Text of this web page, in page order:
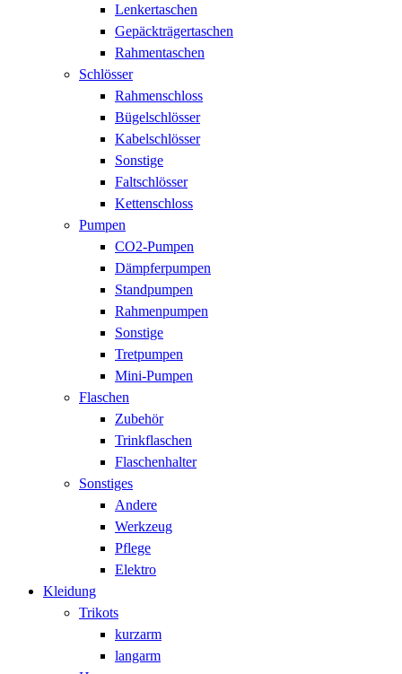
Lenkertaschen
Gepäckträgertaschen
Rahmentaschen
Schlösser
Rahmenschloss
Bügelschlösser
Kabelschlösser
Sonstige
Faltschlösser
Kettenschloss
Pumpen
CO2-Pumpen
Dämpferpumpen
Standpumpen
Rahmenpumpen
Sonstige
Tretpumpen
Mini-Pumpen
Flaschen
Zubehör
Trinkflaschen
Flaschenhalter
Sonstiges
Andere
Werkzeug
Pflege
Elektro
Kleidung
Trikots
kurzarm
langarm